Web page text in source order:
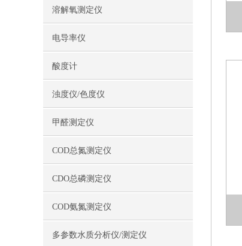
溶解氧测定仪
电导率仪
酸度计
浊度仪/色度仪
甲醛测定仪
COD总氮测定仪
CDO总磷测定仪
COD氨氮测定仪
多参数水质分析仪/测定仪